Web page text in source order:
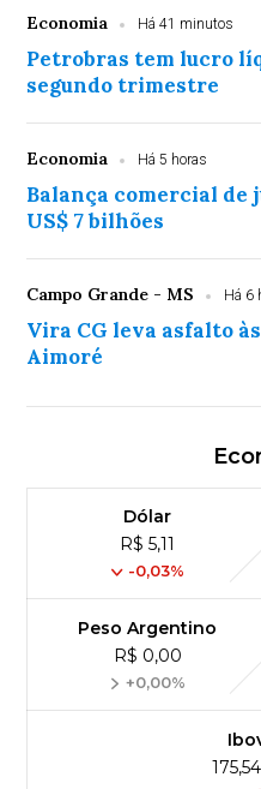
Economia Há 41 minutos
Petrobras tem lucro
segundo trimestre
Economia Há 5 horas
Balança comercial de
US$ 7 bilhões
Campo Grande - MS Há 6
Vira CG leva asfalto
Aimoré
Dólar
R$ 5,11
-0,03%
Peso Argentino
R$ 0,00
+0,00%